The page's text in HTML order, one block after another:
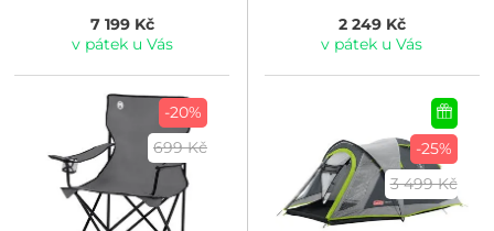
7 199 Kč
v pátek u Vás
2 249 Kč
v pátek u Vás
-20%
699 Kč
-25%
3 499 Kč